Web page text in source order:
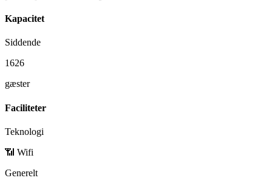
Kapacitet
Siddende
1626
gæster
Faciliteter
Teknologi
📶 Wifi
Generelt